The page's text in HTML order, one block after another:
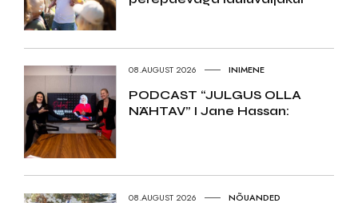
08.AUGUST 2026 INIMENE
PODCAST “JULGUS OLLA
NÄHTAV” I Jane Hassan:
08.AUGUST 2026 NÕUANDED